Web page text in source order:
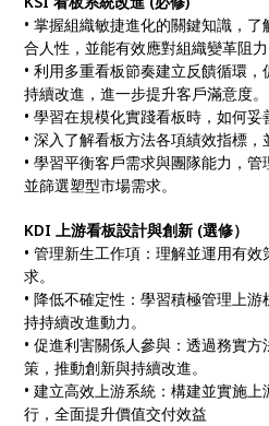
• 掌握組織敏捷進化的關鍵知識，
合人性，並能有效應對組織變革阻力
• 利用多重看板節奏建立反饋循環
持續改進，進一步提升客戶滿意度。
• 學習在規模化實踐看板時，如何妥
• 深入了解看板方法各項績效指標，
• 學習平衡客戶需求與團隊能力，管
並篩選塑型市場需求。
KDI 上游看板設計與創新 (選修）
• 管理新生工作項：理解並運用有
求。
• 降低不確定性：學習積極管理上
持持續改進動力。
• 促進利害關係人參與：透過務實
策，推動創新與持續改進。
• 建立高效上游系統：構建並實施
行，全面提升價值交付效益